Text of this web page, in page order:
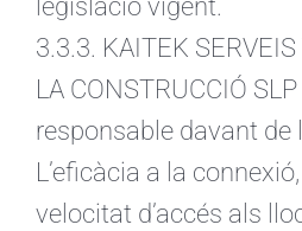
legislació vigent.
3.3.3. KAITEK
LA CONSTRUCCIÓ
responsable davant de
L’eficàcia a la
velocitat d’accés als